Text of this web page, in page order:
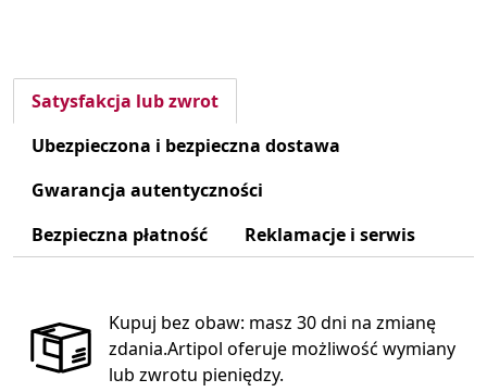
Satysfakcja lub zwrot
Ubezpieczona i bezpieczna dostawa
Gwarancja autentyczności
Bezpieczna płatność
Reklamacje i serwis
Kupuj bez obaw: masz 30 dni na zmianę
zdania.Artipol oferuje możliwość wymiany
lub zwrotu pieniędzy.